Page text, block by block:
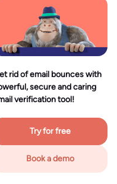
rid of email bounces with
secure and caring
verification tool!
Try for free
Book a demo